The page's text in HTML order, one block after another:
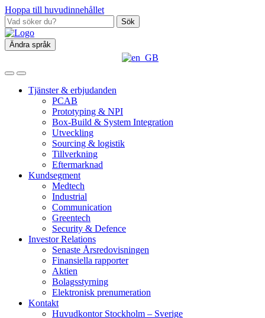
Hoppa till huvudinnehållet
Sök
Ändra språk
Tjänster & erbjudanden
PCAB
Prototyping & NPI
Box‑Build & System Integration
Utveckling
Sourcing & logistik
Tillverkning
Eftermarknad
Kundsegment
Medtech
Industrial
Communication
Greentech
Security & Defence
Investor Relations
Senaste Årsredovisningen
Finansiella rapporter
Aktien
Bolagsstyrning
Elektronisk prenumeration
Kontakt
Huvudkontor Stockholm – Sverige